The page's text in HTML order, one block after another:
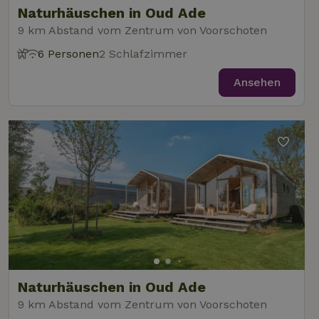
Naturhäuschen in Oud Ade
9 km Abstand vom Zentrum von Voorschoten
6 Personen2 Schlafzimmer
Ansehen
Naturhäuschen in Oud Ade
9 km Abstand vom Zentrum von Voorschoten
des Website-
_nhft_user-create-account www.naturhaeuschen.de
_nhftconstraint_privacy-
policy
www.naturhaeuschen.de
_nhft_translations www.naturhaeuschen.de